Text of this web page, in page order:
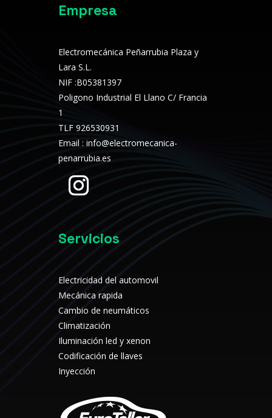
Empresa
Electromecánica Peñarrubia Plaza y
Lara S.L.
NIF :B05381397
Poligono Industrial El Llano C/ Francia
1
TLF 926530931
Email :info@electromecanica-
penarrubia.es
Servicios
Electricidad del automovil
Mecánica rapida
Cambio de neumáticos
Climatización
Iluminación led y xenon
Codificación de llaves
Inyección